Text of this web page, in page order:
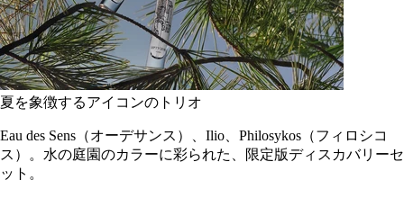
夏を象徴するアイコンのトリオ
Eau des Sens（オーデサンス）、Ilio、Philosykos（フィロシコ
ス）。水の庭園のカラーに彩られた、限定版ディスカバリーセ
ット。